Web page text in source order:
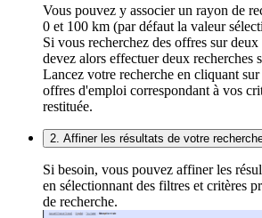
Vous pouvez y associer un rayon de
0 et 100 km (par défaut la valeur
Si vous recherchez des offres sur
devez alors effectuer deux recherches
Lancez votre recherche en cliquant
offres d'emploi correspondant à vos
restituée.
2. Affiner les résultats de votre
Si besoin, vous pouvez affiner les
en sélectionnant des filtres et critères
de recherche.